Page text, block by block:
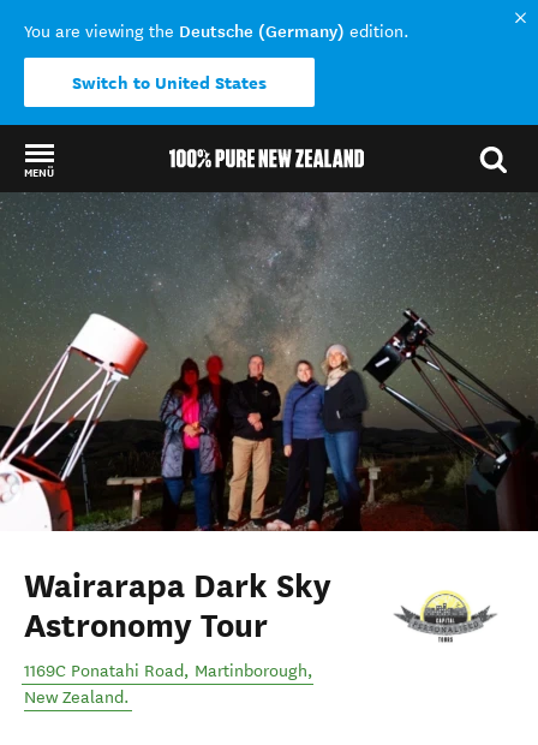
You are viewing the Deutsche (Germany) edition.
Switch to United States
MENÜ
Back to my results
Wairarapa Dark Sky
Astronomy Tour
1169C Ponatahi Road, Martinborough,
New Zealand.